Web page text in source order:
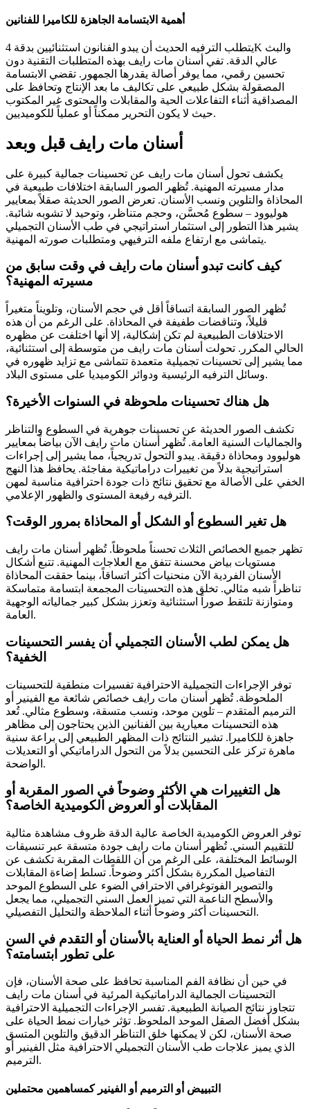
أهمية الابتسامة الجاهزة للكاميرا للفنانين
يتطلب الترفيه الحديث أن يبدو الفنانون استثنائيين بدقة 4K والبث
عالي الدقة. تفي أسنان مات رايف بهذه المتطلبات التقنية دون
تحسين رقمي، مما يوفر أصالة يقدرها الجمهور. تقضي الابتسامة
المصقولة بشكل طبيعي على تكاليف ما بعد الإنتاج وتحافظ على
المصداقية أثناء التفاعلات الحية والمقابلات والمحتوى غير المكتوب
حيث لا يكون التحرير ممكناً أو عملياً للكوميديين.
أسنان مات رايف قبل وبعد
يكشف تحول أسنان مات رايف عن تحسينات جمالية كبيرة على
مدار مسيرته المهنية. تُظهر الصور السابقة اختلافات طبيعية في
المحاذاة والتلوين ونسب الأسنان. تعرض الصور الحديثة صقلاً بمعايير
هوليوود – سطوع مُحسَّن، وحجم متناظر، وتوحيد لا تشوبه شائبة.
يشير هذا التطور إلى استثمار استراتيجي في طب الأسنان التجميلي
يتماشى مع ارتفاع ملفه الترفيهي ومتطلبات صورته المهنية.
كيف كانت تبدو أسنان مات رايف في وقت سابق من
مسيرته المهنية؟
تُظهر الصور السابقة اتساقاً أقل في حجم الأسنان، وتلويناً متغيراً
قليلاً، وتناقضات طفيفة في المحاذاة. على الرغم من أن هذه
الاختلافات الطبيعية لم تكن إشكالية، إلا أنها اختلفت عن مظهره
الحالي المكرر. تحولت أسنان مات رايف من متوسطة إلى استثنائية،
مما يشير إلى تحسينات تجميلية متعمدة تتماشى مع تزايد ظهوره في
وسائل الترفيه الرئيسية ودوائر الكوميديا على مستوى البلاد.
هل هناك تحسينات ملحوظة في السنوات الأخيرة؟
تكشف الصور الحديثة عن تحسينات جوهرية في السطوع والتناظر
والجماليات السنية العامة. تُظهر أسنان مات رايف الآن بياضاً بمعايير
هوليوود ومحاذاة دقيقة. يبدو التحول تدريجياً، مما يشير إلى إجراءات
استراتيجية بدلاً من تغييرات دراماتيكية مفاجئة. يحافظ هذا النهج
الخفي على الأصالة مع تحقيق نتائج ذات جودة احترافية مناسبة لمهن
الترفيه رفيعة المستوى والظهور الإعلامي.
هل تغير السطوع أو الشكل أو المحاذاة بمرور الوقت؟
تظهر جميع الخصائص الثلاث تحسناً ملحوظاً. تُظهر أسنان مات رايف
مستويات بياض محسنة تتفق مع العلاجات المهنية. تتبع أشكال
الأسنان الفردية الآن منحنيات أكثر اتساقاً، بينما حققت المحاذاة
تناظراً شبه مثالي. تخلق هذه التحسينات المجمعة ابتسامة متماسكة
ومتوازنة تلتقط صوراً استثنائية وتعزز بشكل كبير جمالياته الوجهية
العامة.
هل يمكن لطب الأسنان التجميلي أن يفسر التحسينات
الخفية؟
توفر الإجراءات التجميلية الاحترافية تفسيرات منطقية للتحسينات
الملحوظة. تُظهر أسنان مات رايف خصائص شائعة مع الفينير أو
الترميم المتقدم – تلوين موحد، ونسب متسقة، وسطوع مثالي. تُعد
هذه التحسينات معيارية بين الفنانين الذين يحتاجون إلى مظاهر
جاهزة للكاميرا. تشير النتائج ذات المظهر الطبيعي إلى براعة سنية
ماهرة تركز على التحسين بدلاً من التحول الدراماتيكي أو التعديلات
الواضحة.
هل التغييرات هي الأكثر وضوحاً في الصور المقربة أو
المقابلات أو العروض الكوميدية الخاصة؟
توفر العروض الكوميدية الخاصة عالية الدقة ظروف مشاهدة مثالية
للتقييم السني. تُظهر أسنان مات رايف جودة متسقة عبر تنسيقات
الوسائط المختلفة، على الرغم من أن اللقطات المقربة تكشف عن
التفاصيل المكررة بشكل أكثر وضوحاً. تسلط إضاءة المقابلات
والتصوير الفوتوغرافي الاحترافي الضوء على السطوع الموحد
والأسطح الناعمة التي تميز العمل السني التجميلي، مما يجعل
التحسينات أكثر وضوحاً أثناء الملاحظة والتحليل التفصيلي.
هل أثر نمط الحياة أو العناية بالأسنان أو التقدم في السن
على تطور ابتسامته؟
في حين أن نظافة الفم المناسبة تحافظ على صحة الأسنان، فإن
التحسينات الجمالية الدراماتيكية المرئية في أسنان مات رايف
تتجاوز نتائج الصيانة الطبيعية. تفسر الإجراءات التجميلية الاحترافية
بشكل أفضل الصقل الموحد الملحوظ. تؤثر خيارات نمط الحياة على
صحة الأسنان، لكن لا يمكنها خلق التناظر الدقيق والتلوين المتسق
الذي يميز علاجات طب الأسنان التجميلي الاحترافية مثل الفينير أو
الترميم.
التبييض أو الترميم أو الفينير كمساهمين محتملين